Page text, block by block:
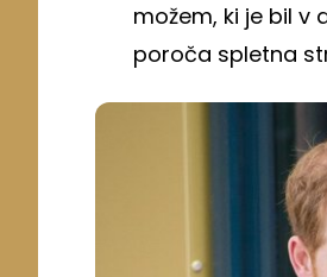
možem, ki je bil v
poroča spletna